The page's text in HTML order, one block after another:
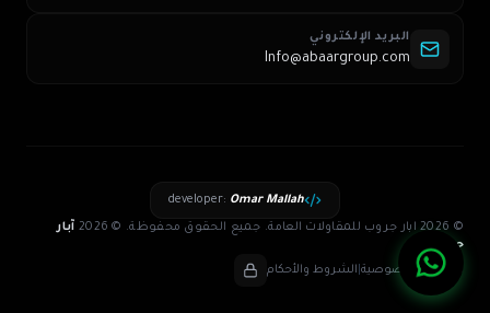
البريد الإلكتروني
Info@abaargroup.com
© 2026 ابار جروب للمقاولات العامة. جميع الحقوق محفوظة. ©
2026 آبار
جروب
سياسة الخصوصية الشروط والأحكام
developer: Omar Mallah